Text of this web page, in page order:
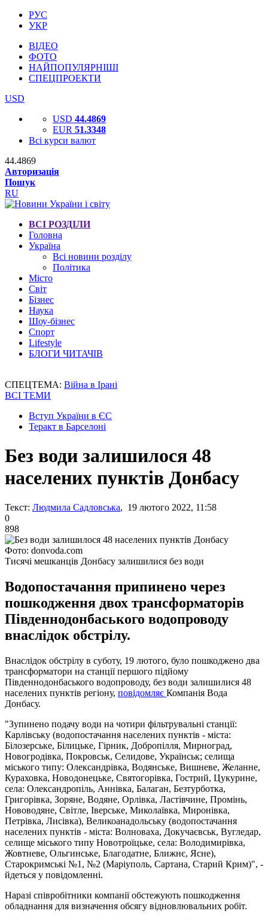
РУС
УКР
ВІДЕО
ФОТО
НАЙПОПУЛЯРНІШІ
СПЕЦПРОЕКТИ
USD
USD 44.4869
EUR 51.3348
Всі курси валют
44.4869
Авторизація
Пошук
RU
ВСІ РОЗДІЛИ
Головна
Україна
Всі новини розділу
Політика
Місто
Світ
Бізнес
Наука
Шоу-бізнес
Спорт
Lifestyle
БЛОГИ ЧИТАЧІВ
СПЕЦТЕМА: Війна в Ірані
ВСІ ТЕМИ
Вступ України в ЄС
Теракт в Барселоні
Без води залишилося 48
населених пунктів Донбасу
Текст: Людмила Садловська, 19 лютого 2022, 11:58
0
898
Фото: donvoda.com
Тисячі мешканців Донбасу залишилися без води
Водопостачання припинено через
пошкодження двох трансформаторів
Південнодонбаського водопроводу
внаслідок обстрілу.
Внаслідок обстрілу в суботу, 19 лютого, було пошкоджено два
трансформатори на станції першого підйому
Південнодонбаського водопроводу, без води залишилися 48
населених пунктів регіону, повідомляє Компанія Вода
Донбасу.
"Зупинено подачу води на чотири фільтрувальні станції:
Карлівську (водопостачання населених пунктів - міста:
Білозерське, Білицьке, Гірник, Добропілля, Мирноград,
Новогродівка, Покровськ, Селидове, Українськ; селища
міського типу: Олександрівка, Водянське, Вишневе, Желанне,
Кураховка, Новодонецьке, Святогорівка, Гострий, Цукурине,
села: Олександропіль, Аннівка, Балаган, Безтурботка,
Григорівка, Зоряне, Водяне, Орлівка, Ластівчине, Промінь,
Нововодяне, Світле, Іверське, Миколаївка, Миронівка,
Петрівка, Лисівка), Великоанадольську (водопостачання
населених пунктів - міста: Волноваха, Докучаєвськ, Вугледар,
селище міського типу Новотроїцьке, села: Володимирівка,
Жовтневе, Ольгинське, Благодатне, Ближнє, Ясне),
Старокримські №1, №2 (Маріуполь, Сартана, Старий Крим)", -
йдеться у повідомленні.
Наразі співробітники компанії обстежують пошкодження
обладнання для визначення обсягу відновлювальних робіт.